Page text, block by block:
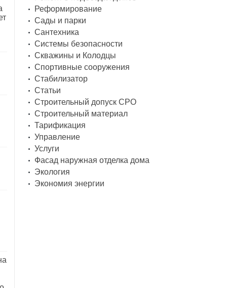
Реформирование
Сады и парки
Сантехника
Системы безопасности
Скважины и Колодцы
Спортивные сооружения
Стабилизатор
Статьи
Строительный допуск СРО
Строительный материал
Тарификация
Управление
Услуги
Фасад наружная отделка дома
Экология
Экономия энергии